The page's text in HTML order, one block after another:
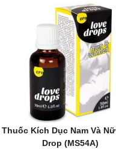
Thuốc Kích Dục Nam Và
Drop (MS54A)